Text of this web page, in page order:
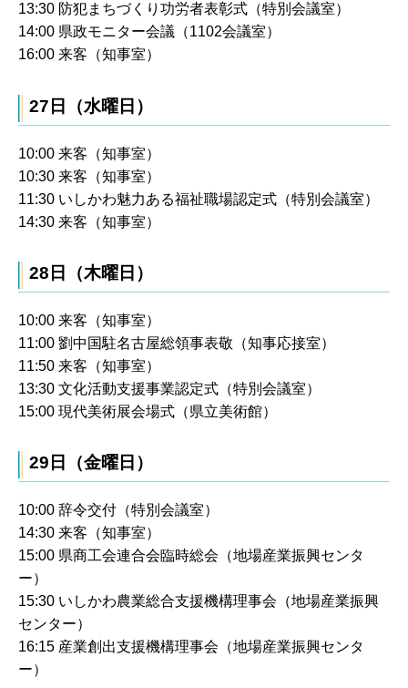
13:30 防犯まちづくり功労者表彰式（特別会議室）
14:00 県政モニター会議（1102会議室）
16:00 来客（知事室）
27日（水曜日）
10:00 来客（知事室）
10:30 来客（知事室）
11:30 いしかわ魅力ある福祉職場認定式（特別会議室）
14:30 来客（知事室）
28日（木曜日）
10:00 来客（知事室）
11:00 劉中国駐名古屋総領事表敬（知事応接室）
11:50 来客（知事室）
13:30 文化活動支援事業認定式（特別会議室）
15:00 現代美術展会場式（県立美術館）
29日（金曜日）
10:00 辞令交付（特別会議室）
14:30 来客（知事室）
15:00 県商工会連合会臨時総会（地場産業振興センタ
ー）
15:30 いしかわ農業総合支援機構理事会（地場産業振興
センター）
16:15 産業創出支援機構理事会（地場産業振興センタ
ー）